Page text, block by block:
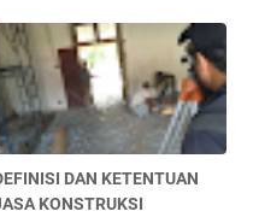
DAN KETENTUAN
KONSTRUKSI